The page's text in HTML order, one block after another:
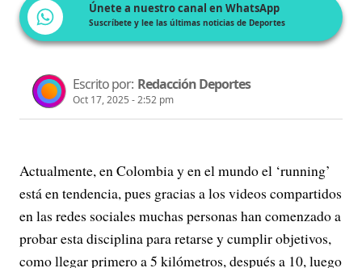
Únete a nuestro canal en WhatsApp
Suscríbete y lee las últimas noticias de Deportes
Escrito por: Redacción Deportes
Oct 17, 2025 - 2:52 pm
Actualmente, en Colombia y en el mundo el ‘running’
está en tendencia, pues gracias a los videos compartidos
en las redes sociales muchas personas han comenzado a
probar esta disciplina para retarse y cumplir objetivos,
como llegar primero a 5 kilómetros, después a 10, luego